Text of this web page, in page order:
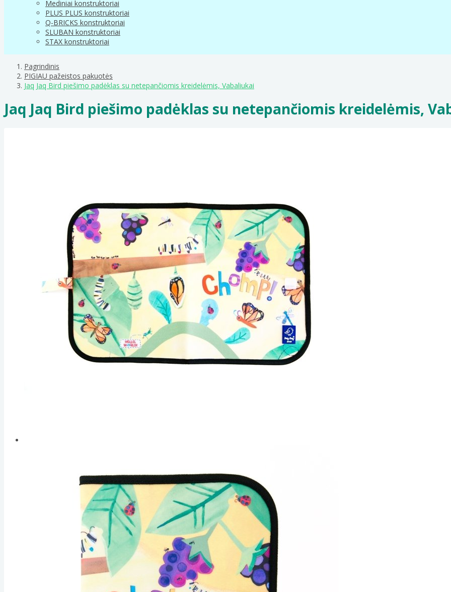
Mediniai konstruktoriai
PLUS PLUS konstruktoriai
Q-BRICKS konstruktoriai
SLUBAN konstruktoriai
STAX konstruktoriai
Pagrindinis
PIGIAU pažeistos pakuotės
Jaq Jaq Bird piešimo padėklas su netepančiomis kreidelėmis, Vabaliukai
Jaq Jaq Bird piešimo padėklas su netepančiomis kreidelėmis,